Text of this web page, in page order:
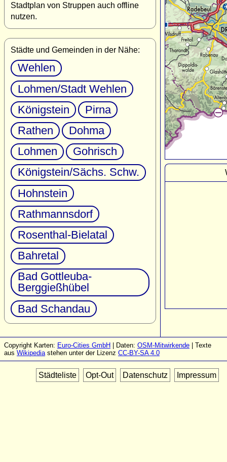
Stadtplan von Struppen auch offline
nutzen.
Städte und Gemeinden in der Nähe:
Wehlen
Lohmen/Stadt Wehlen
Königstein
Pirna
Rathen
Dohma
Lohmen
Gohrisch
Königstein/Sächs. Schw.
Hohnstein
Rathmannsdorf
Rosenthal-Bielatal
Bahretal
Bad Gottleuba-
Berggießhübel
Bad Schandau
Copyright Karten: Euro-Cities GmbH | Daten: OSM-Mitwirkende | Texte
aus Wikipediastehen unter der Lizenz CC-BY-SA 4.0
Städteliste Opt-Out Datenschutz Impressum